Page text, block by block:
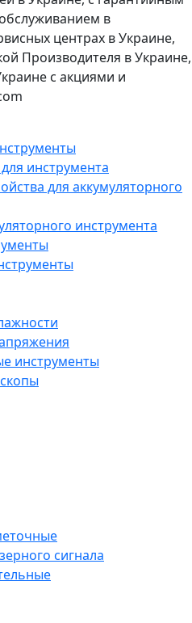
в
центрах в Украине,
Производителя в Украине,
с акциями и
инструмента
для аккумуляторного
инструмента
инструменты
сигнала